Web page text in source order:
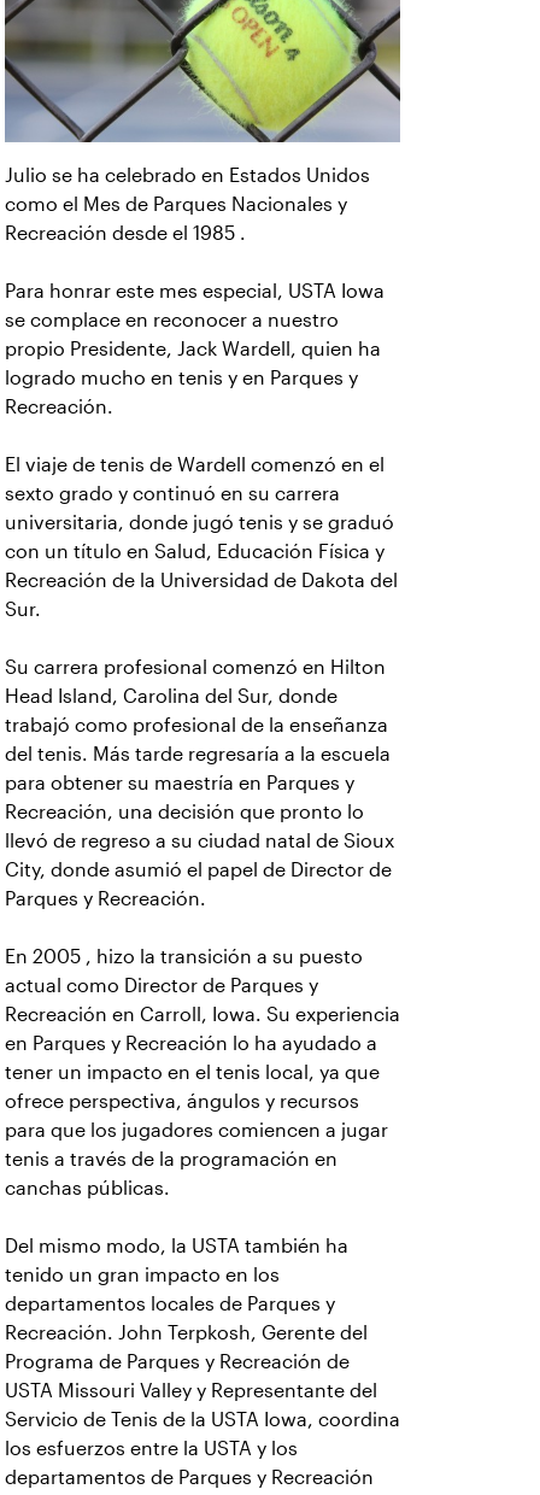
Julio se ha celebrado en Estados Unidos
como el Mes de Parques Nacionales y
Recreación desde el 1985 .
Para honrar este mes especial, USTA Iowa
se complace en reconocer a nuestro
propio Presidente, Jack Wardell, quien ha
logrado mucho en tenis y en Parques y
Recreación.
El viaje de tenis de Wardell comenzó en el
sexto grado y continuó en su carrera
universitaria, donde jugó tenis y se graduó
con un título en Salud, Educación Física y
Recreación de la Universidad de Dakota del
Sur.
Su carrera profesional comenzó en Hilton
Head Island, Carolina del Sur, donde
trabajó como profesional de la enseñanza
del tenis. Más tarde regresaría a la escuela
para obtener su maestría en Parques y
Recreación, una decisión que pronto lo
llevó de regreso a su ciudad natal de Sioux
City, donde asumió el papel de Director de
Parques y Recreación.
En 2005 , hizo la transición a su puesto
actual como Director de Parques y
Recreación en Carroll, Iowa. Su experiencia
en Parques y Recreación lo ha ayudado a
tener un impacto en el tenis local, ya que
ofrece perspectiva, ángulos y recursos
para que los jugadores comiencen a jugar
tenis a través de la programación en
canchas públicas.
Del mismo modo, la USTA también ha
tenido un gran impacto en los
departamentos locales de Parques y
Recreación. John Terpkosh, Gerente del
Programa de Parques y Recreación de
USTA Missouri Valley y Representante del
Servicio de Tenis de la USTA Iowa, coordina
los esfuerzos entre la USTA y los
departamentos de Parques y Recreación